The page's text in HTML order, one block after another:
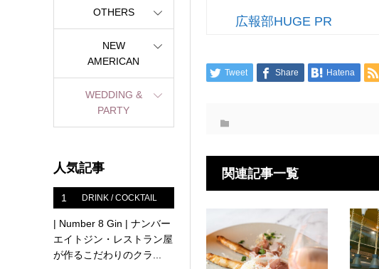
広報部HUGE PR
Tweet Share Hatena
関連記事一覧
OTHERS
NEW
AMERICAN
WEDDING &
PARTY
人気記事
1 DRINK / COCKTAIL
| Number 8 Gin | ナンバー
エイトジン・レストラン屋
が作るこだわりのクラ...